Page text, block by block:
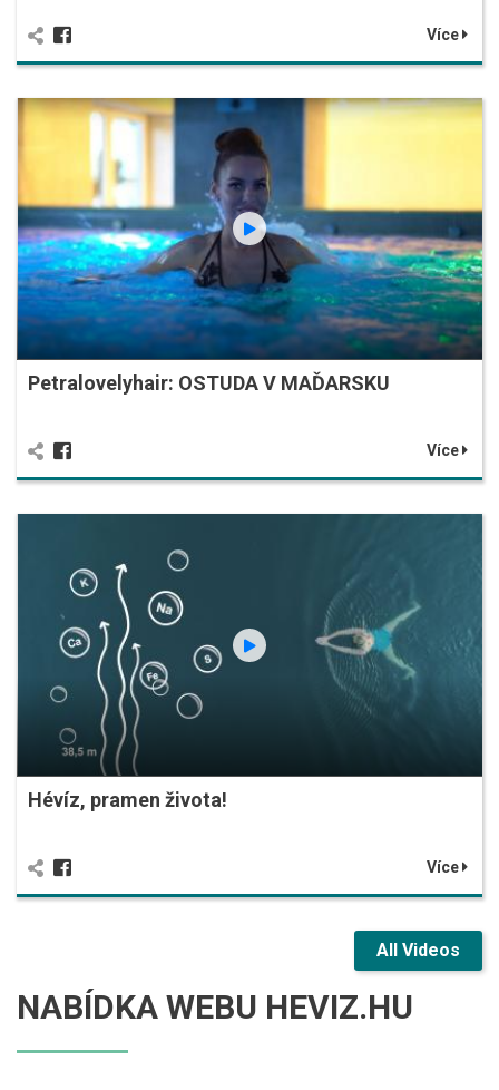
Více
Petralovelyhair: OSTUDA V MAĎARSKU
Více
Hévíz, pramen života!
Více
All Videos
NABÍDKA WEBU HEVIZ.HU